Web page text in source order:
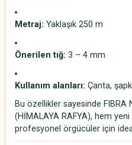
Metraj: Yaklaşık 250 m
Önerilen tığ: 3 – 4 mm
Kullanım alanları: Çanta,
Bu özellikler sayesinde FIBRA
(HİMALAYA RAFYA), hem
profesyonel örgücüler için